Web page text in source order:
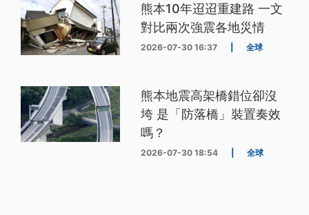
熊本10年迢迢重建路 一文
對比兩次強震各地災情
2026-07-30 16:37 全球
熊本地震高架橋錯位卻沒
垮 是「防落橋」裝置奏效
嗎？
2026-07-30 18:54 全球